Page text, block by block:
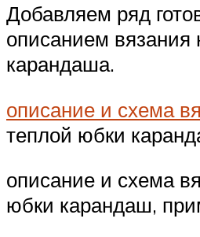
Добавляем ряд
описанием вязания
карандаша.
описание и схема
теплой юбки
описание и схема
юбки карандаш,